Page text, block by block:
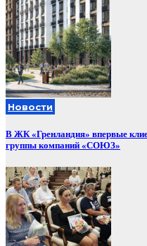
Новости
В ЖК «Гренландия» впервые
группы компаний «СОЮЗ»